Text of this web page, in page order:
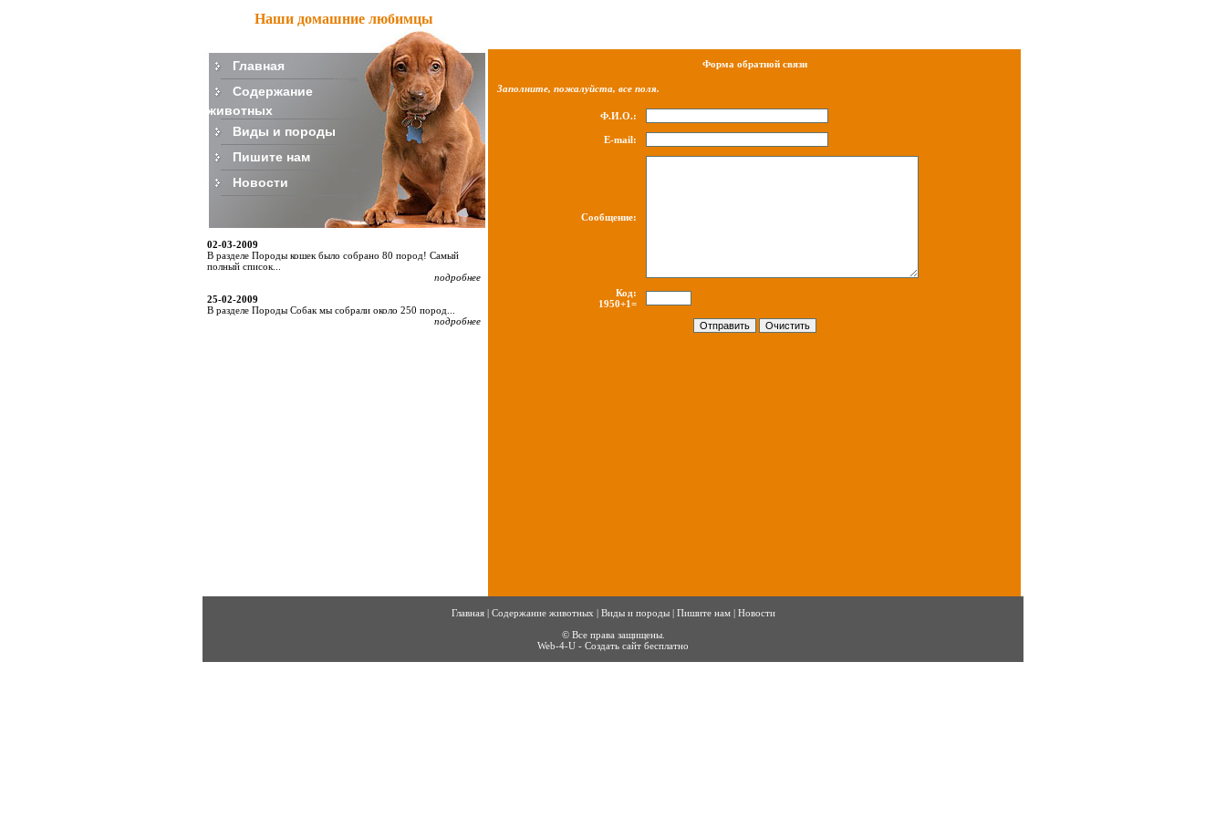
Наши домашние любимцы
Главная
Содержание
животных
Виды и породы
Пишите нам
Новости
02-03-2009
В разделе Породы кошек было собрано 80 пород! Самый
полный список...
подробнее
25-02-2009
В разделе Породы Собак мы собрали около 250 пород...
подробнее
Форма обратной связи
Заполните, пожалуйста, все поля.
Ф.И.О.:
E-mail:
Сообщение:
Код:
1950+1=
Главная| Содержание животных | Виды и породы| Пишите нам| Новости
© Все права защищены.
Web-4-U - Создать сайт бесплатно